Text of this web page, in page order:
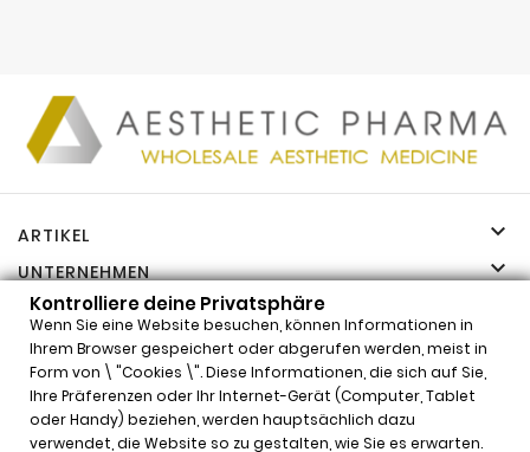
ARTIKEL 
UNTERNEHMEN 
IHR KONTO
INFORMATIONEN 
Kontrolliere deine Privatsphäre
x
Neauvia Organic Hydro Deluxe (2x2,5ml)
Kontrolliere deine Privatsphäre
Wenn Sie eine Website besuchen, können Informationen in
Ihrem Browser gespeichert oder abgerufen werden, meist in
Form von \ "Cookies \". Diese Informationen, die sich auf Sie,
Ihre Präferenzen oder Ihr Internet-Gerät (Computer, Tablet
oder Handy) beziehen, werden hauptsächlich dazu
verwendet, die Website so zu gestalten, wie Sie es erwarten.